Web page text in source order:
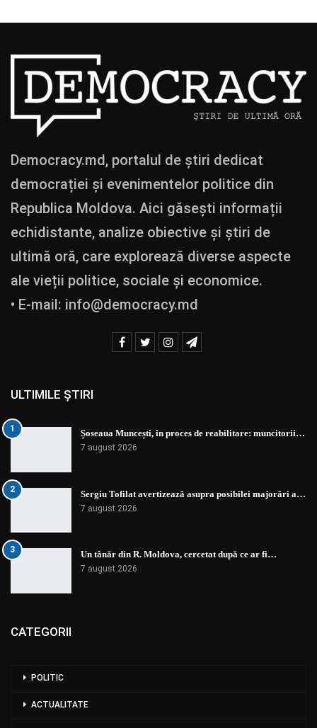
Democracy.md, portalul de știri dedicat
democrației și evenimentelor politice din
Republica Moldova. Aici găsești informații
echidistante, analize obiective și știri de
ultimă oră, care explorează diverse aspecte
ale vieții politice, sociale și economice.
• E-mail: info@democracy.md
ULTIMILE ȘTIRI
1 Șoseaua Muncești, în proces de reabilitare: muncitorii…
7 august 2026
2 Sergiu Tofilat avertizează asupra posibilei majorări a…
7 august 2026
3 Un tânăr din R. Moldova, cercetat după ce ar fi…
7 august 2026
CATEGORII
POLITIC
ACTUALITATE